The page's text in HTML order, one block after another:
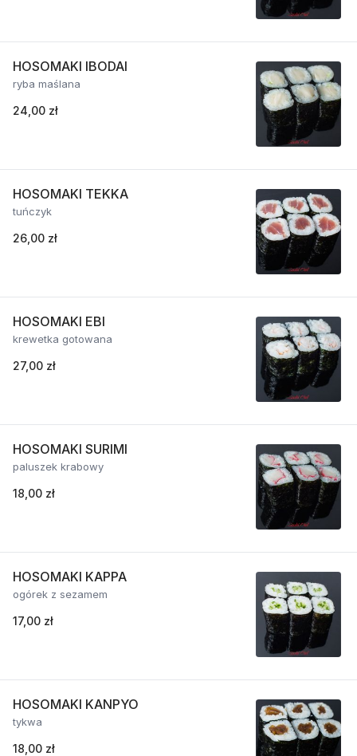
HOSOMAKI IBODAI
ryba maślana
24,00 zł
HOSOMAKI TEKKA
tuńczyk
26,00 zł
HOSOMAKI EBI
krewetka gotowana
27,00 zł
HOSOMAKI SURIMI
paluszek krabowy
18,00 zł
HOSOMAKI KAPPA
ogórek z sezamem
17,00 zł
HOSOMAKI KANPYO
tykwa
18,00 zł